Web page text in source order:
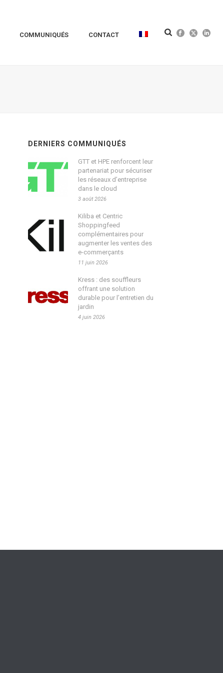
COMMUNIQUÉS CONTACT
DERNIERS COMMUNIQUÉS
GTT et HPE renforcent leur
partenariat pour sécuriser
les réseaux d’entreprise
dans le cloud
3 août 2026
Kiliba et Centric
Shoppingfeed
complémentaires pour
augmenter les ventes des
e-commerçants
11 juin 2026
Kress : des souffleurs
offrant une solution
durable pour l’entretien du
jardin
4 juin 2026